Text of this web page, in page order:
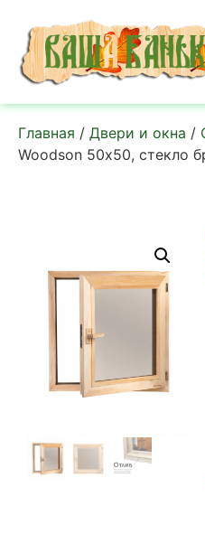
Главная / Двери и окна /
Woodson 50х50, стекло